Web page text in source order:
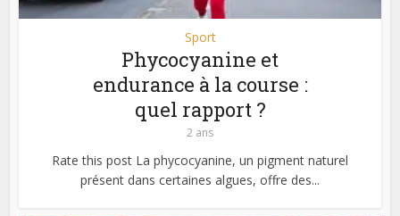
Sport
Phycocyanine et
endurance à la course :
quel rapport ?
2 ans
Rate this post La phycocyanine, un pigment naturel
présent dans certaines algues, offre des...